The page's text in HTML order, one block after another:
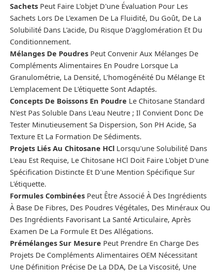
Sachets Peut Faire L'objet D'une Évaluation Pour Les
Sachets Lors De L'examen De La Fluidité, Du Goût, De La
Solubilité Dans L'acide, Du Risque D'agglomération Et Du
Conditionnement.
Mélanges De Poudres Peut Convenir Aux Mélanges De
Compléments Alimentaires En Poudre Lorsque La
Granulométrie, La Densité, L'homogénéité Du Mélange Et
L'emplacement De L'étiquette Sont Adaptés.
Concepts De Boissons En Poudre Le Chitosane Standard
N'est Pas Soluble Dans L'eau Neutre ; Il Convient Donc De
Tester Minutieusement Sa Dispersion, Son PH Acide, Sa
Texture Et La Formation De Sédiments.
Projets Liés Au Chitosane HCl Lorsqu'une Solubilité Dans
L'eau Est Requise, Le Chitosane HCl Doit Faire L'objet D'une
Spécification Distincte Et D'une Mention Spécifique Sur
L'étiquette.
Formules Combinées Peut Être Associé À Des Ingrédients
À Base De Fibres, Des Poudres Végétales, Des Minéraux Ou
Des Ingrédients Favorisant La Santé Articulaire, Après
Examen De La Formule Et Des Allégations.
Prémélanges Sur Mesure Peut Prendre En Charge Des
Projets De Compléments Alimentaires OEM Nécessitant
Une Définition Précise De La DDA, De La Viscosité, Une